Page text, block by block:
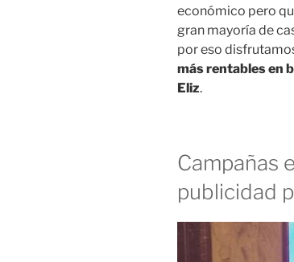
económico pero
gran mayoría de
por eso
más rentables en
Eliz.
Campañas
publicidad